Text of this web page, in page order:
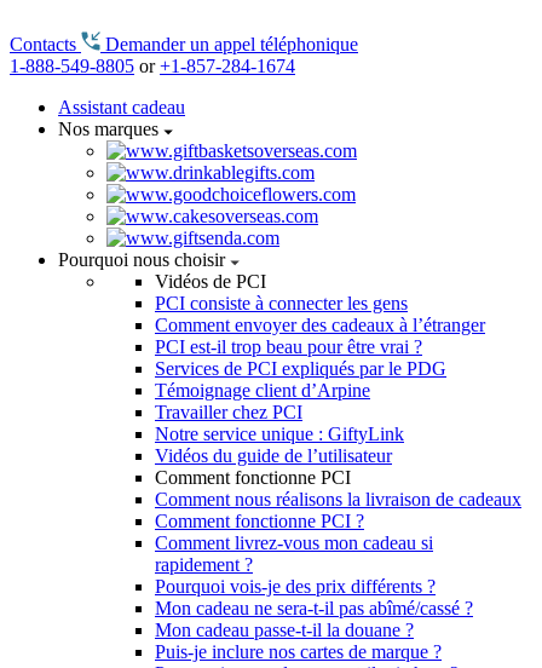
Contacts
Demander un appel téléphonique
1-888-549-8805 or+1-857-284-1674
Assistant cadeau
Nos marques
Pourquoi nous choisir
Vidéos de PCI
PCI consiste à connecter les gens
Comment envoyer des cadeaux à l’étranger
PCI est-il trop beau pour être vrai ?
Services de PCI expliqués par le PDG
Témoignage client d’Arpine
Travailler chez PCI
Notre service unique : GiftyLink
Vidéos du guide de l’utilisateur
Comment fonctionne PCI
Comment nous réalisons la livraison de cadeaux
Comment fonctionne PCI ?
Comment livrez-vous mon cadeau si
rapidement ?
Pourquoi vois-je des prix différents ?
Mon cadeau ne sera-t-il pas abîmé/cassé ?
Mon cadeau passe-t-il la douane ?
Puis-je inclure nos cartes de marque ?